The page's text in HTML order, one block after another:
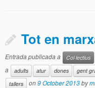
Tot en
Entrada publicada a Col·lectius
a
adults atur dones gent
tallers
on9 October 2013by